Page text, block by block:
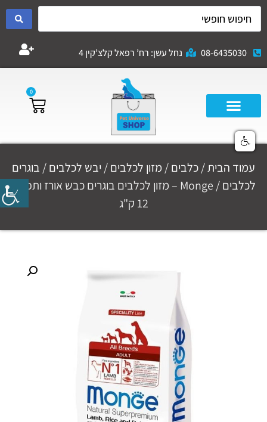
08-6435030 נחל עשן: רח’ רפאל קלצ’קין 4
0
עמוד הבית/כלבים/ מזון לכלבים/ יבש לכלבים/ בוגרים
לכלבים
/ Monge – מזון לכלבים בוגרים כבש אורז ותפו"א
12 ק"ג